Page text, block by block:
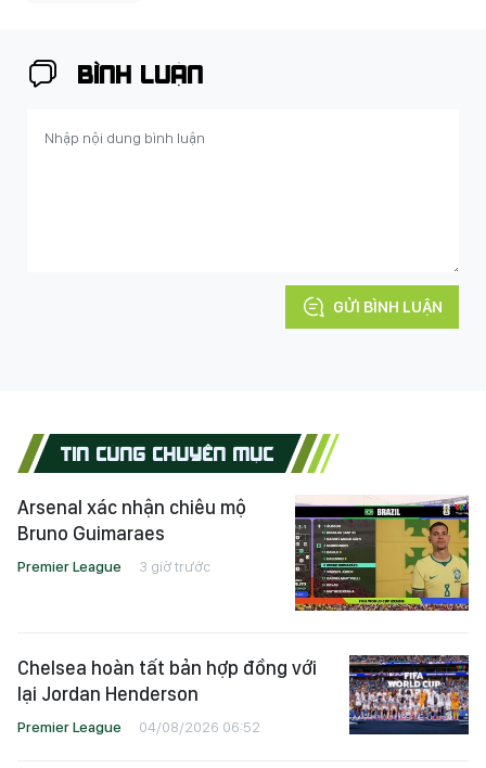
BÌNH LUẬN
GỬI BÌNH LUẬN
TIN CÙNG CHUYÊN MỤC
Arsenal xác nhận chiêu mộ
Bruno Guimaraes
Premier League 3 giờ trước
Chelsea hoàn tất bản hợp đồng với
lại Jordan Henderson
Premier League 04/08/2026 06:52